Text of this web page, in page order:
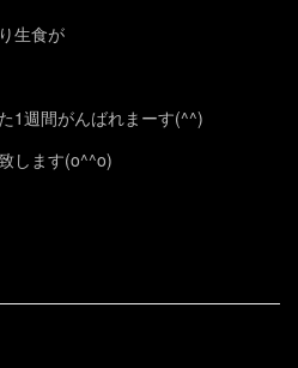
生食が
1週間がんばれまーす(^^)
します(o^^o)